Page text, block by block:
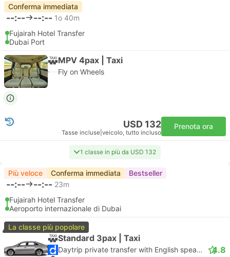
Conferma immediata
--:-- --:-- 1o 40m
Fujairah Hotel Transfer
Dubai Port
MPV 4pax | Taxi
Fly on Wheels
USD 132
Tasse incluse veicolo, tutto incluso
Prenota ora
1 classe in più da USD 132
Più veloce Conferma immediata Bestseller
--:-- --:-- 23m
Fujairah Hotel Transfer
Aeroporto internazionale di Dubai
La classe più popolare
Standard 3pax | Taxi
Daytrip private transfer with English speaking driver 4.8